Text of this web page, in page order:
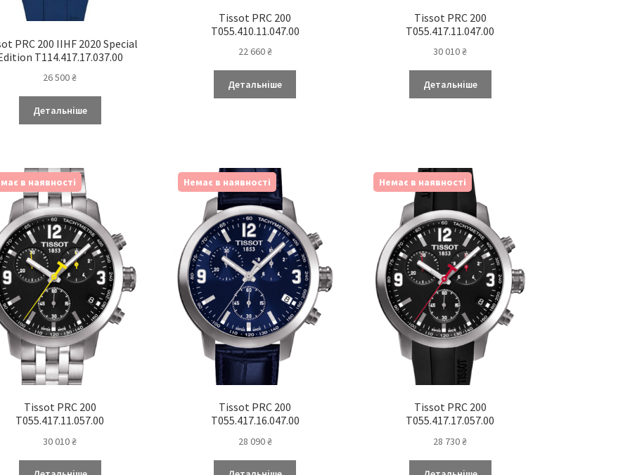
PRC 200 IIHF 2020 Special
T114.417.17.037.00
26 500₴
Детальніше
Tissot PRC 200
T055.410.11.047.00
22 660₴
Детальніше
Tissot PRC 200
T055.417.11.047.00
30 010₴
Детальніше
в наявності
Tissot PRC 200
T055.417.11.057.00
30 010₴
Немає в наявності
Tissot PRC 200
T055.417.16.047.00
28 090₴
Немає в наявності
Tissot PRC 200
T055.417.17.057.00
28 730₴